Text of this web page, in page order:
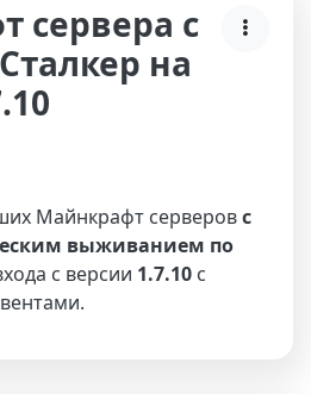
сервера с
на
Майнкрафт серверовс
выживанием по
с версии 1.7.10 с